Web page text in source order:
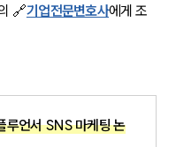
🔗기업전문변호사에게 조
루언서 SNS 마케팅 논